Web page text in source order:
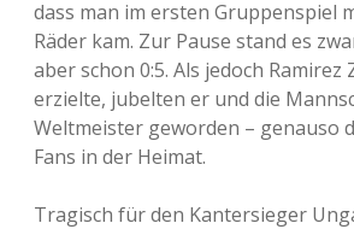
dass man im ersten Gruppenspiel
Räder kam. Zur Pause stand es
aber schon 0:5. Als jedoch Ramirez
erzielte, jubelten er und die
Weltmeister geworden – genauso
Fans in der Heimat.
Tragisch für den Kantersieger